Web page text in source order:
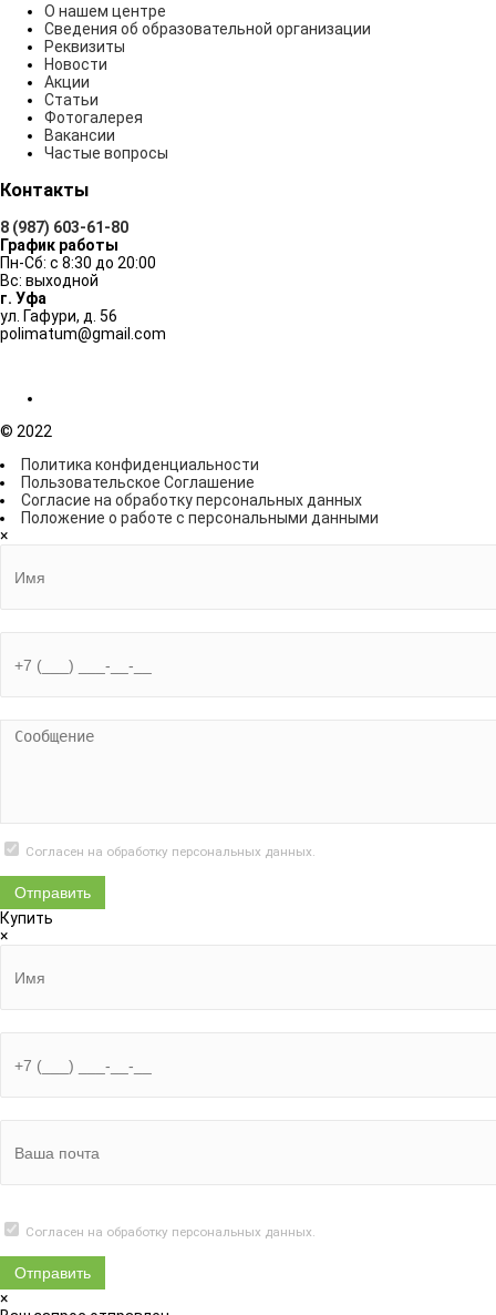
О нашем центре
Сведения об образовательной организации
Реквизиты
Новости
Акции
Статьи
Фотогалерея
Вакансии
Частые вопросы
Контакты
8 (987) 603-61-80
График работы
Пн-Сб: с 8:30 до 20:00
Вс: выходной
г. Уфа
ул. Гафури, д. 56
polimatum@gmail.com
© 2022
Политика конфиденциальности
Пользовательское Соглашение
Согласие на обработку персональных данных
Положение о работе с персональными данными
×
Согласен на обработку персональных данных.
Купить
×
Согласен на обработку персональных данных.
×